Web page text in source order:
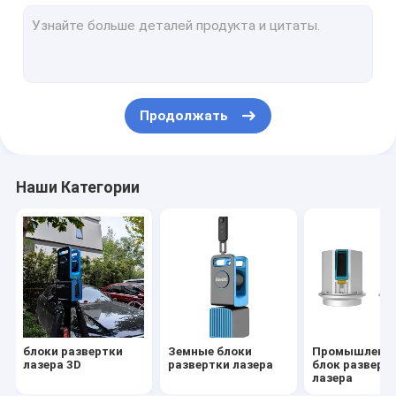
Мобильная система лидар
ШЛЕМ лидар 3D
Multi UAV ротора
VTOL UAV неподвижного крыла
Внося в журнал система
Продолжать
Наши Категории
блоки развертки
лазера 3D
Земные блоки
развертки лазера
блок
лазера